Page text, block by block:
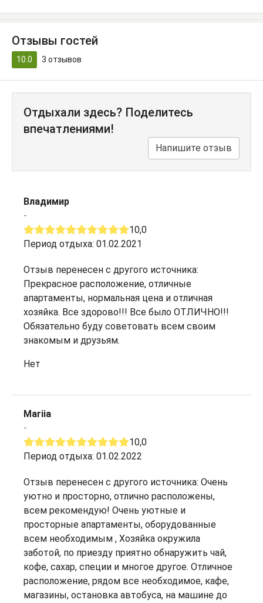
Отзывы гостей
10.0 3 отзывов
Отдыхали здесь? Поделитесь
впечатлениями!
Напишите отзыв
Владимир
-
10,0
Период отдыха: 01.02.2021
Отзыв перенесен с другого источника:
Прекрасное расположение, отличные
апартаменты, нормальная цена и отличная
хозяйка. Все здорово!!! Все было ОТЛИЧНО!!!
Обязательно буду советовать всем своим
знакомым и друзьям.
Нет
Mariia
-
10,0
Период отдыха: 01.02.2022
Отзыв перенесен с другого источника: Очень
уютно и просторно, отлично расположены,
всем рекомендую! Очень уютные и
просторные апартаменты, оборудованные
всем необходимым , Хозяйка окружила
заботой, по приезду приятно обнаружить чай,
кофе, сахар, специи и многое другое. Отличное
расположение, рядом все необходимое, кафе,
магазины, остановка автобуса, на машине до